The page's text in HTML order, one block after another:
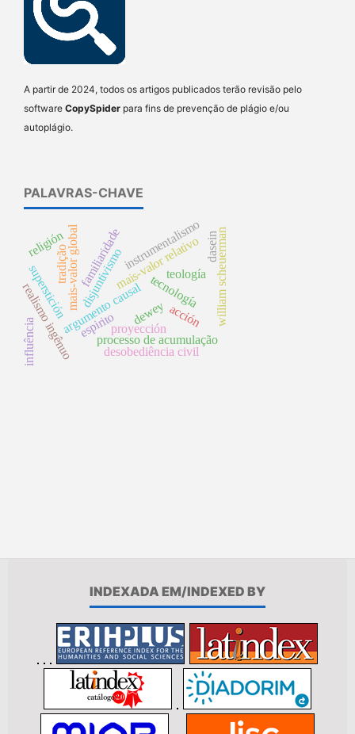
A partir de 2024, todos os artigos publicados terão revisão pelo
software CopySpider para fins de prevenção de plágio e/ou
autoplágio.
PALAVRAS-CHAVE
argumento causal
superstición
proyección
processo de acumulação
mais-valor global mais-valor relativo
disjuntivismo
religión
realismo ingênuo tecnología
instrumentalismo
dewey
teología
espirito
influência
familiaridade william scheuerman
desobediência civil
dasein
tradição
acción
INDEXADA EM/INDEXED BY